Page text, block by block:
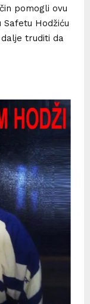
pomogli ovu
Hodžiću
truditi da